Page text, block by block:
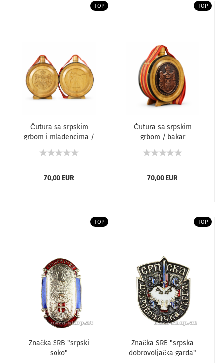
TOP
Čutura sa srpskim
grbom i mladencima /
70,00 EUR
TOP
Čutura sa srpskim
grbom / bakar
70,00 EUR
TOP
Značka SRB "srpski
soko"
TOP
Značka SRB "srpska
dobrovoljačka garda"